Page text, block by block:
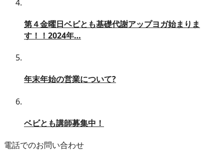
第４金曜日ベビとも基礎代謝アップヨガ始まりま
す！！2024年…
年末年始の営業について?
ベビとも講師募集中！
電話でのお問い合わせ